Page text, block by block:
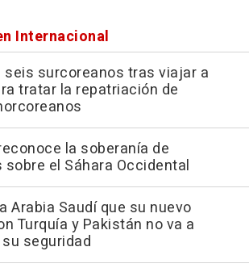
Internacional
seis surcoreanos tras viajar a
tratar la repatriación de
la soberanía de
sobre el Sáhara Occidental
Arabia Saudí que su nuevo
Turquía y Pakistán no va a
seguridad